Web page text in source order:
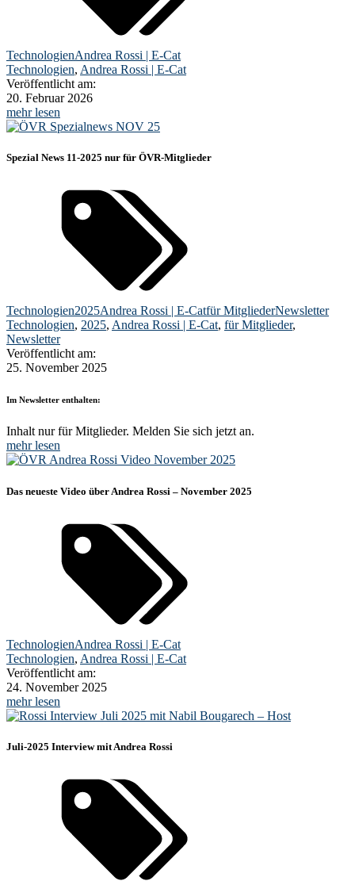
TechnologienAndrea Rossi | E-Cat
Technologien, Andrea Rossi | E-Cat
Veröffentlicht am:
20. Februar 2026
mehr lesen
Spezial News 11-2025 nur für ÖVR-Mitglieder
Technologien2025Andrea Rossi | E-Catfür MitgliederNewsletter
Technologien, 2025, Andrea Rossi | E-Cat, für Mitglieder,
Newsletter
Veröffentlicht am:
25. November 2025
Im Newsletter enthalten:
Inhalt nur für Mitglieder. Melden Sie sich jetzt an.
mehr lesen
Das neueste Video über Andrea Rossi – November 2025
TechnologienAndrea Rossi | E-Cat
Technologien, Andrea Rossi | E-Cat
Veröffentlicht am:
24. November 2025
mehr lesen
Juli-2025 Interview mit Andrea Rossi